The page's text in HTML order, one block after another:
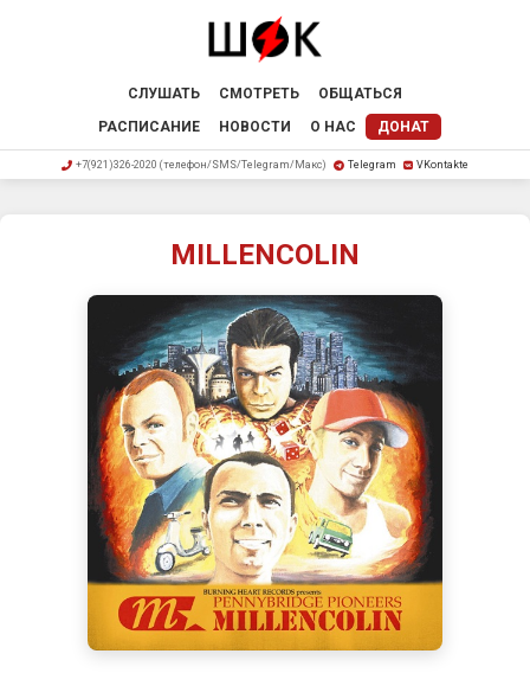
СЛУШАТЬ СМОТРЕТЬ
ОБЩАТЬСЯ
РАСПИСАНИЕ
НОВОСТИ О НАС ДОНАТ
+7(921)326-2020 (телефон/SMS/Telegram/Макс) Telegram VKontakte
MILLENCOLIN